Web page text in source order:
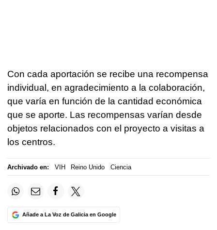
Con cada aportación se recibe una recompensa
individual, en agradecimiento a la colaboración,
que varía en función de la cantidad económica
que se aporte. Las recompensas varían desde
objetos relacionados con el proyecto a visitas a
los centros.
Archivado en: VIH Reino Unido Ciencia
Añade a La Voz de Galicia en Google